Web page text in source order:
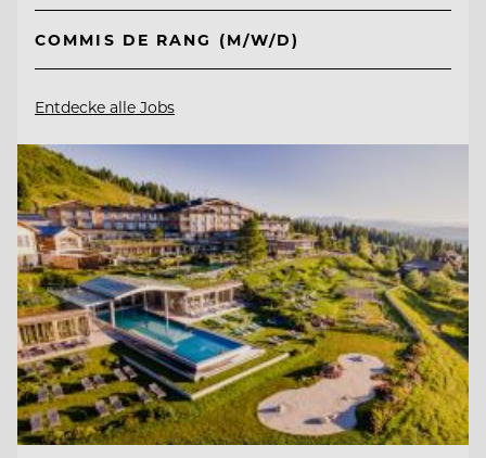
COMMIS DE RANG (M/W/D)
Entdecke alle Jobs